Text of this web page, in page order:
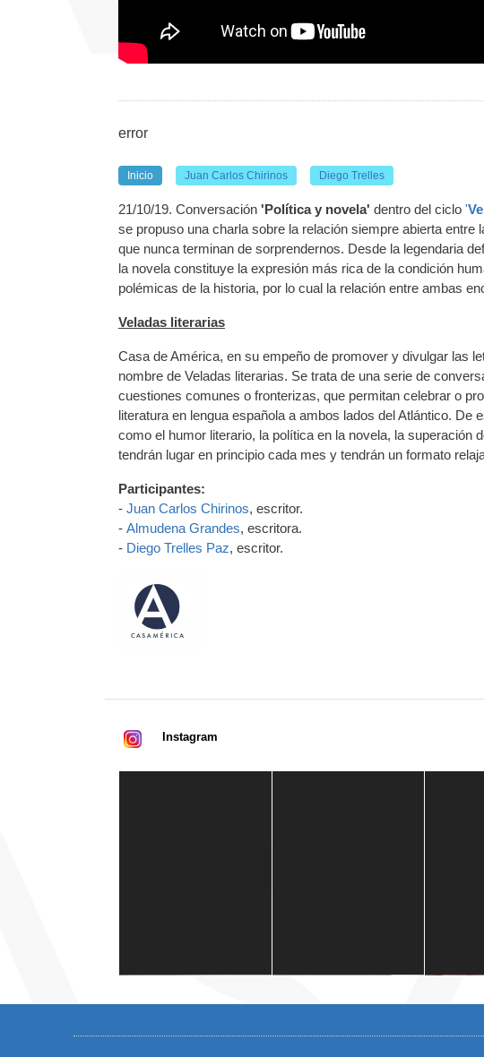
error
Inicio Juan Carlos Chirinos Diego Trelles
21/10/19. Conversación 'Política y novela' dentro del ciclo '
se propuso una charla sobre la relación siempre abierta
que nunca terminan de sorprendernos. Desde la legendaria
la novela constituye la expresión más rica de la condición
polémicas de la historia, por lo cual la relación entre ambas
Veladas literarias
Casa de América, en su empeño de promover y divulgar las
nombre de Veladas literarias. Se trata de una serie de
cuestiones comunes o fronterizas, que permitan celebrar o
literatura en lengua española a ambos lados del Atlántico.
como el humor literario, la política en la novela, la superación
tendrán lugar en principio cada mes y tendrán un formato
Participantes:
- Juan Carlos Chirinos, escritor.
- Almudena Grandes, escritora.
- Diego Trelles Paz, escritor.
Instagram